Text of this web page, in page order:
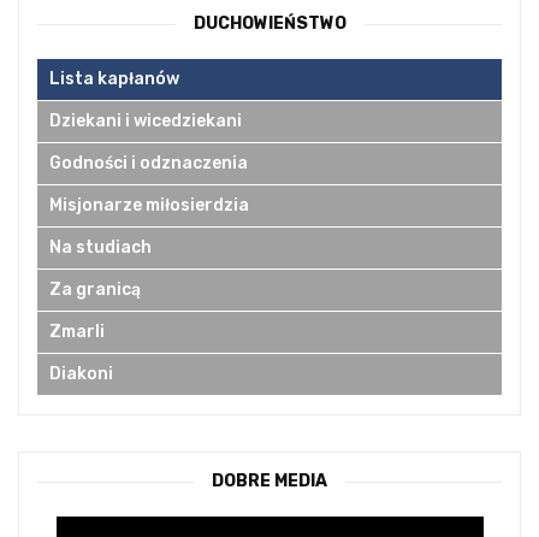
DUCHOWIEŃSTWO
Lista kapłanów
Dziekani i wicedziekani
Godności i odznaczenia
Misjonarze miłosierdzia
Na studiach
Za granicą
Zmarli
Diakoni
DOBRE MEDIA